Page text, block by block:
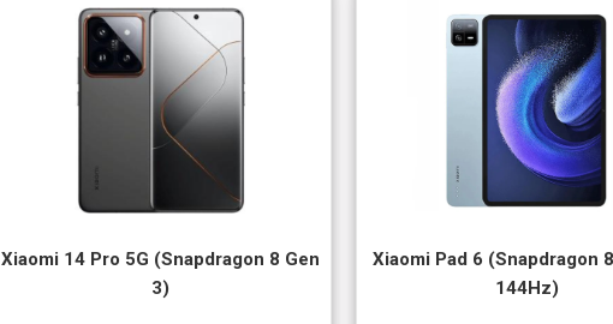
Xiaomi 14 Pro 5G (Snapdragon 8 Gen
3)
Xiaomi Pad 6 (Snapdragon
144Hz)